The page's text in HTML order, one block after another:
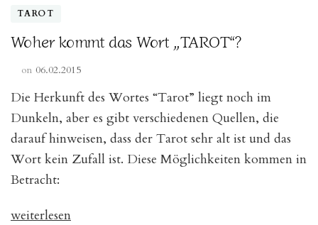
–
Uhr)“
TAROT
Woher kommt das Wort „TAROT“?
on 06.02.2015
Die Herkunft des Wortes “Tarot” liegt noch im
Dunkeln, aber es gibt verschiedenen Quellen, die
darauf hinweisen, dass der Tarot sehr alt ist und das
Wort kein Zufall ist. Diese Möglichkeiten kommen in
Betracht:
„Woher
weiterlesen